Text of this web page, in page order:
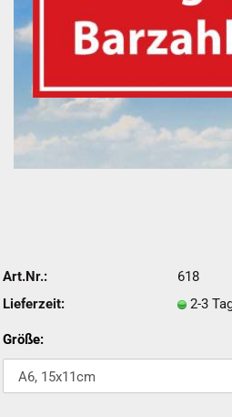
Art.Nr.:
618
Lieferzeit:
2-3
Größe: